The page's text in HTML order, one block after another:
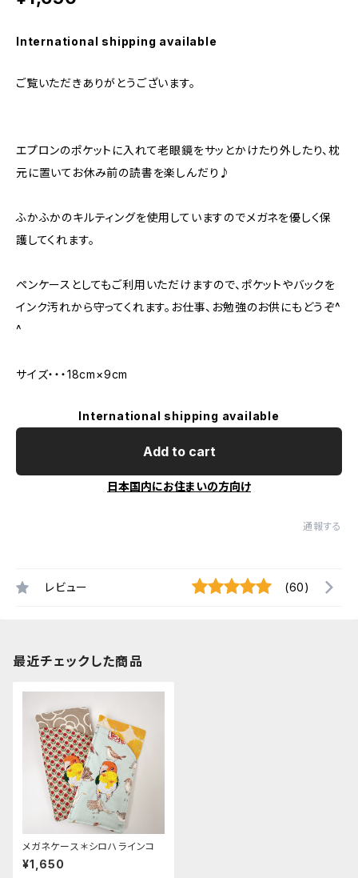
International shipping available
ご覧いただきありがとうございます。
エプロンのポケットに入れて老眼鏡をサッとかけたり外したり、枕
元に置いてお休み前の読書を楽しんだり♪
ふかふかのキルティングを使用していますのでメガネを優しく保
護してくれます。
ペンケースとしてもご利用いただけますので、ポケットやバックを
インク汚れから守ってくれます。お仕事、お勉強のお供にもどうぞ^
^
サイズ・・・18cm×9cm
International shipping available
Add to cart
日本国内にお住まいの方向け
通報する
レビュー (60)
最近チェックした商品
メガネケース＊シロハラインコ
¥1,650